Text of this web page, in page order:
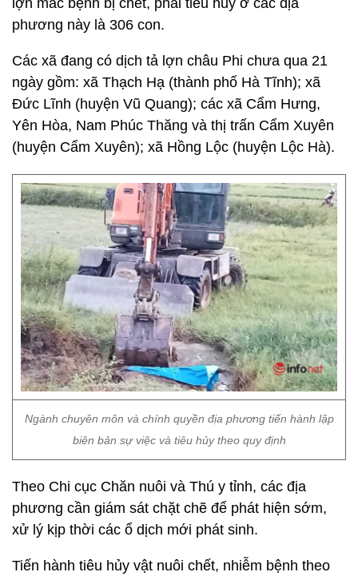
lợn mắc bệnh bị chết, phải tiêu hủy ở các địa
phương này là 306 con.
Các xã đang có dịch tả lợn châu Phi chưa qua 21
ngày gồm: xã Thạch Hạ (thành phố Hà Tĩnh); xã
Đức Lĩnh (huyện Vũ Quang); các xã Cẩm Hưng,
Yên Hòa, Nam Phúc Thăng và thị trấn Cẩm Xuyên
(huyện Cẩm Xuyên); xã Hồng Lộc (huyện Lộc Hà).
Ngành chuyên môn và chính quyền địa phương tiến hành lập
biên bản sự việc và tiêu hủy theo quy định
Theo Chi cục Chăn nuôi và Thú y tỉnh, các địa
phương cần giám sát chặt chẽ để phát hiện sớm,
xử lý kịp thời các ổ dịch mới phát sinh.
Tiến hành tiêu hủy vật nuôi chết, nhiễm bệnh theo